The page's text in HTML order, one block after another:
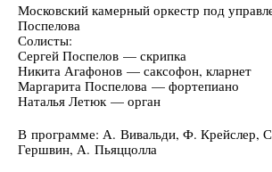
Московский камерный оркестр под
Поспелова
Солисты:
Сергей Поспелов — скрипка
Никита Агафонов — саксофон, кларнет
Маргарита Поспелова — фортепиано
Наталья Летюк — орган
В программе: А. Вивальди, Ф. Крейслер,
Гершвин, А. Пьяццолла